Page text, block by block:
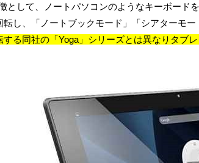
として、ノートパソコンのようなキーボード
転し、「ノートブックモード」「シアターモー
する同社の「Yoga」シリーズとは異なりタブ